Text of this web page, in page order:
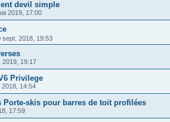
devil simple
2019, 17:00
sept. 2018, 19:53
2019, 19:17
Privilege
2018, 14:54
Porte-skis pour barres de toit profilées
17:59